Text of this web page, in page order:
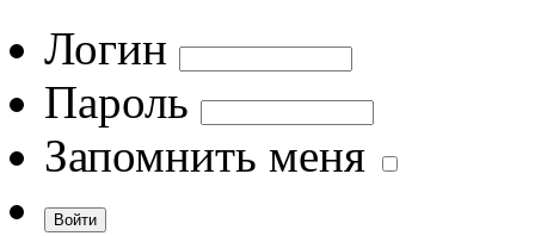
Логин
Пароль
Запомнить меня